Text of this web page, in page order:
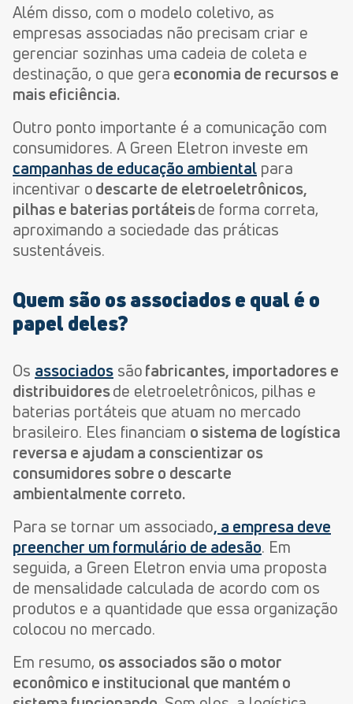
Além disso, com o modelo coletivo, as
empresas associadas não precisam criar e
gerenciar sozinhas uma cadeia de coleta e
destinação, o que gera economia de recursos e
mais eficiência.
Outro ponto importante é a comunicação com
consumidores. A Green Eletron investe em
campanhas de educação ambiental para
incentivar odescarte de eletroeletrônicos,
pilhas e baterias portáteisde forma correta,
aproximando a sociedade das práticas
sustentáveis.
Quem são os associados e qual é o
papel deles?
Os associados sãofabricantes, importadores e
distribuidoresde eletroeletrônicos, pilhas e
baterias portáteis que atuam no mercado
brasileiro. Eles financiam o sistema de logística
reversa e ajudam a conscientizar os
consumidores sobre o descarte
ambientalmente correto.
Para se tornar um associado, a empresa deve
preencher um formulário de adesão. Em
seguida, a Green Eletron envia uma proposta
de mensalidade calculada de acordo com os
produtos e a quantidade que essa organização
colocou no mercado.
Em resumo, os associados são o motor
econômico e institucional que mantém o